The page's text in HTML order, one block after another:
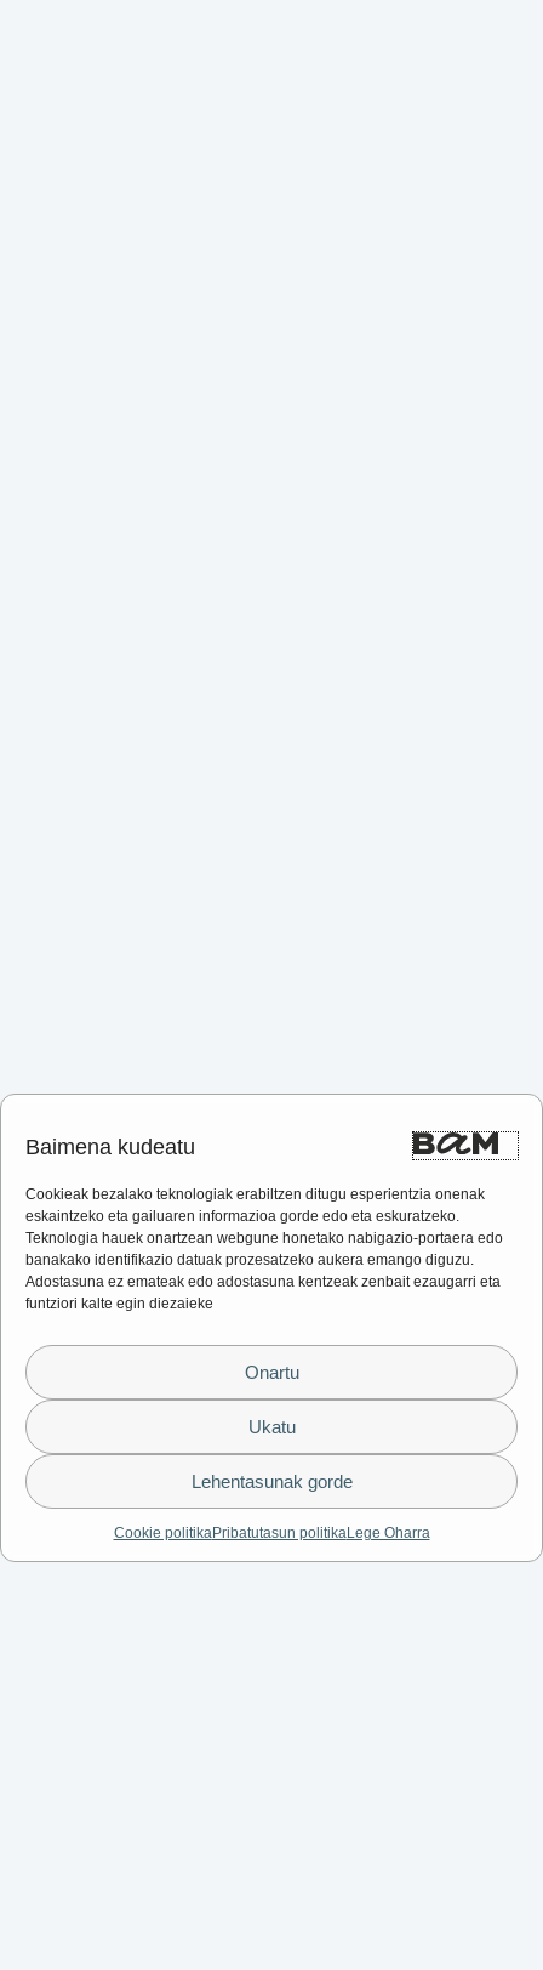
Baimena kudeatu
Cookieak bezalako teknologiak erabiltzen ditugu esperientzia onenak
eskaintzeko eta gailuaren informazioa gorde edo eta eskuratzeko.
Teknologia hauek onartzean webgune honetako nabigazio-portaera edo
banakako identifikazio datuak prozesatzeko aukera emango diguzu.
Adostasuna ez emateak edo adostasuna kentzeak zenbait ezaugarri eta
funtziori kalte egin diezaieke
Onartu
Ukatu
Lehentasunak gorde
Cookie politikaPribatutasun politikaLege Oharra